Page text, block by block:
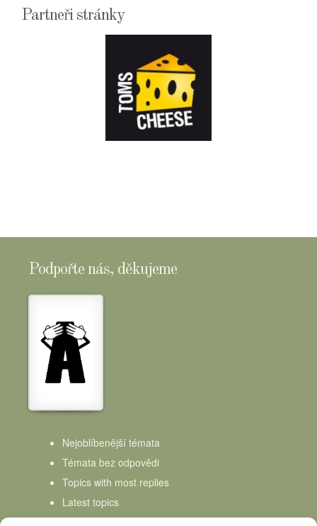
Partneři stránky
Podpořte nás, děkujeme
Nejoblíbenější témata
Témata bez odpovědi
Topics with most replies
Latest topics
Topics Freshness